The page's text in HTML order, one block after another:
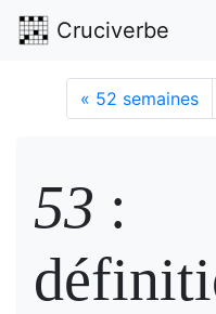
Cruciverbe
« 52 semaines
53 :